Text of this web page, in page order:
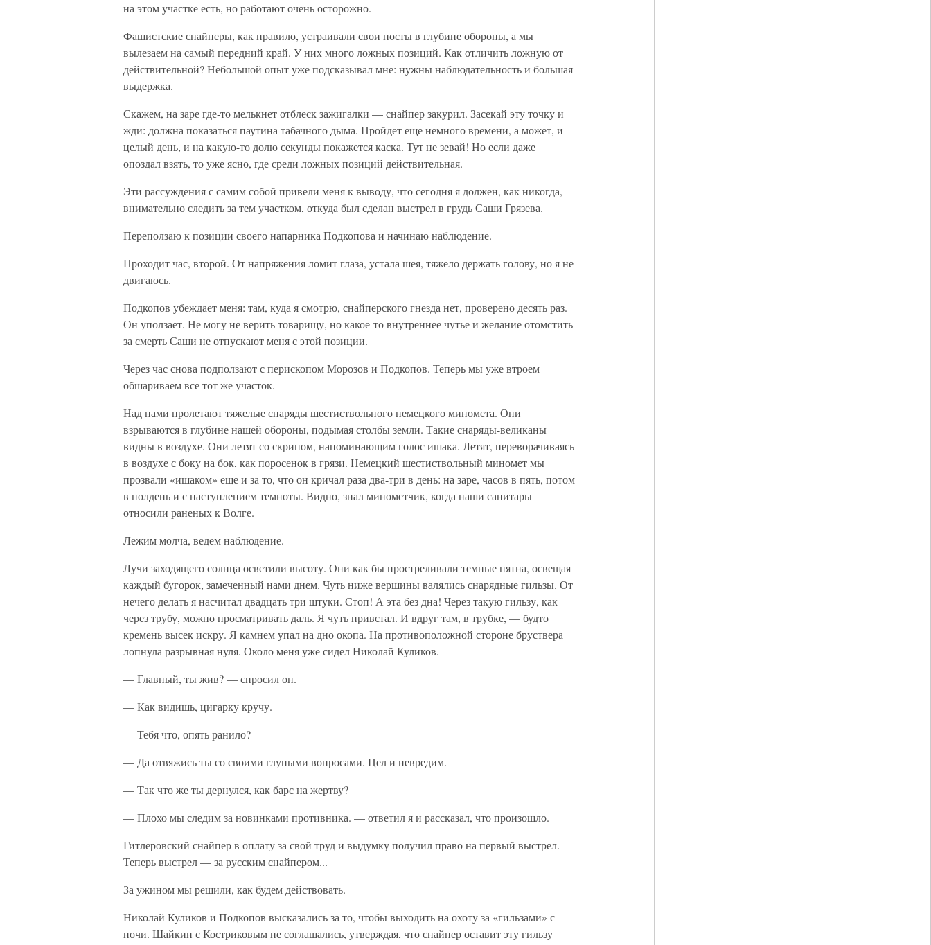
на этом участке есть, но работают очень осторожно.
Фашистские снайперы, как правило, устраивали свои посты в глубине обороны, а мы
вылезаем на самый передний край. У них много ложных позиций. Как отличить ложную от
действительной? Небольшой опыт уже подсказывал мне: нужны наблюдательность и большая
выдержка.
Скажем, на заре где-то мелькнет отблеск зажигалки — снайпер закурил. Засекай эту точку и
жди: должна показаться паутина табачного дыма. Пройдет еще немного времени, а может, и
целый день, и на какую-то долю секунды покажется каска. Тут не зевай! Но если даже
опоздал взять, то уже ясно, где среди ложных позиций действительная.
Эти рассуждения с самим собой привели меня к выводу, что сегодня я должен, как никогда,
внимательно следить за тем участком, откуда был сделан выстрел в грудь Саши Грязева.
Переползаю к позиции своего напарника Подкопова и начинаю наблюдение.
Проходит час, второй. От напряжения ломит глаза, устала шея, тяжело держать голову, но я не
двигаюсь.
Подкопов убеждает меня: там, куда я смотрю, снайперского гнезда нет, проверено десять раз.
Он уползает. Не могу не верить товарищу, но какое-то внутреннее чутье и желание отомстить
за смерть Саши не отпускают меня с этой позиции.
Через час снова подползают с перископом Морозов и Подкопов. Теперь мы уже втроем
обшариваем все тот же участок.
Над нами пролетают тяжелые снаряды шестиствольного немецкого миномета. Они
взрываются в глубине нашей обороны, подымая столбы земли. Такие снаряды-великаны
видны в воздухе. Они летят со скрипом, напоминающим голос ишака. Летят, переворачиваясь
в воздухе с боку на бок, как поросенок в грязи. Немецкий шестиствольный миномет мы
прозвали «ишаком» еще и за то, что он кричал раза два-три в день: на заре, часов в пять, потом
в полдень и с наступлением темноты. Видно, знал минометчик, когда наши санитары
относили раненых к Волге.
Лежим молча, ведем наблюдение.
Лучи заходящего солнца осветили высоту. Они как бы простреливали темные пятна, освещая
каждый бугорок, замеченный нами днем. Чуть ниже вершины валялись снарядные гильзы. От
нечего делать я насчитал двадцать три штуки. Стоп! А эта без дна! Через такую гильзу, как
через трубу, можно просматривать даль. Я чуть привстал. И вдруг там, в трубке, — будто
кремень высек искру. Я камнем упал на дно окопа. На противоположной стороне бруствера
лопнула разрывная нуля. Около меня уже сидел Николай Куликов.
— Главный, ты жив? — спросил он.
— Как видишь, цигарку кручу.
— Тебя что, опять ранило?
— Да отвяжись ты со своими глупыми вопросами. Цел и невредим.
— Так что же ты дернулся, как барс на жертву?
— Плохо мы следим за новинками противника. — ответил я и рассказал, что произошло.
Гитлеровский снайпер в оплату за свой труд и выдумку получил право на первый выстрел.
Теперь выстрел — за русским снайпером...
За ужином мы решили, как будем действовать.
Николай Куликов и Подкопов высказались за то, чтобы выходить на охоту за «гильзами» с
ночи. Шайкин с Костриковым не соглашались, утверждая, что снайпер оставит эту гильзу